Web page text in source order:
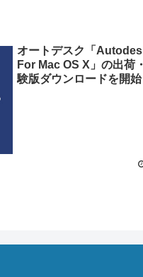
オートデスク「
For Mac OS X」の出荷
験版ダウンロードを開始